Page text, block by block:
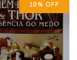
10% OFF